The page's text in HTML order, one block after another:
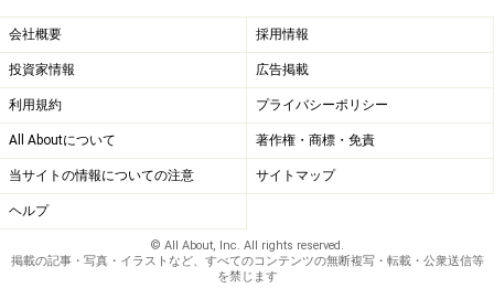
会社概要 採用情報
投資家情報 広告掲載
利用規約 プライバシーポリシー
All Aboutについて 著作権・商標・免責
当サイトの情報についての注意 サイトマップ
ヘルプ
© All About, Inc. All rights reserved.
掲載の記事・写真・イラストなど、すべてのコンテンツの無断複写・転載・公衆送信等
を禁じます